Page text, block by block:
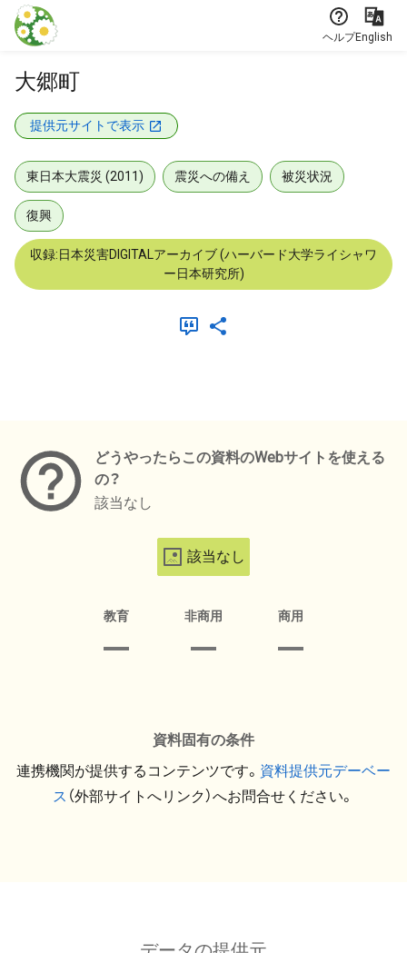
本文に飛ぶ
ヘルプEnglish
大郷町
提供元サイトで表示
東日本大震災 (2011) 震災への備え 被災状況
復興
収録:日本災害DIGITALアーカイブ (ハーバード大学ライシャワ
ー日本研究所)
どうやったらこの資料のWebサイトを使える
の？
該当なし
該当なし
教育 非商用 商用
資料固有の条件
連携機関が提供するコンテンツです。 資料提供元デーベー
ス （外部サイトへリンク）へお問合せください。